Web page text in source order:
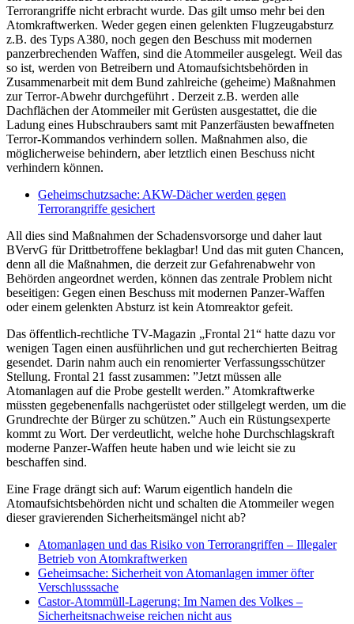
Terrorangriffe nicht erbracht wurde. Das gilt umso mehr bei den
Atomkraftwerken. Weder gegen einen gelenkten Flugzeugabsturz
z.B. des Typs A380, noch gegen den Beschuss mit modernen
panzerbrechenden Waffen, sind die Atommeiler ausgelegt. Weil das
so ist, werden von Betreibern und Atomaufsichtsbehörden in
Zusammenarbeit mit dem Bund zahlreiche (geheime) Maßnahmen
zur Terror-Abwehr durchgeführt . Derzeit z.B. werden alle
Dachflächen der Atommeiler mit Gerüsten ausgestattet, die die
Ladung eines Hubschraubers samt mit Panzerfäusten bewaffneten
Terror-Kommandos verhindern sollen. Maßnahmen also, die
möglicherweise behindern, aber letztlich einen Beschuss nicht
verhindern können.
Geheimschutzsache: AKW-Dächer werden gegen
Terrorangriffe gesichert
All dies sind Maßnahmen der Schadensvorsorge und daher laut
BVervG für Drittbetroffene beklagbar! Und das mit guten Chancen,
denn all die Maßnahmen, die derzeit zur Gefahrenabwehr von
Behörden angeordnet werden, können das zentrale Problem nicht
beseitigen: Gegen einen Beschuss mit modernen Panzer-Waffen
oder einem gelenkten Absturz ist kein Atomreaktor gefeit.
Das öffentlich-rechtliche TV-Magazin „Frontal 21“ hatte dazu vor
wenigen Tagen einen ausführlichen und gut recherchierten Beitrag
gesendet. Darin nahm auch ein renomierter Verfassungsschützer
Stellung. Frontal 21 fasst zusammen: ”Jetzt müssen alle
Atomanlagen auf die Probe gestellt werden.” Atomkraftwerke
müssten gegebenenfalls nachgerüstet oder stillgelegt werden, um die
Grundrechte der Bürger zu schützen.” Auch ein Rüstungsexperte
kommt zu Wort. Der verdeutlicht, welche hohe Durchschlagskraft
moderne Panzer-Waffen heute haben und wie leicht sie zu
beschaffen sind.
Eine Frage drängt sich auf: Warum eigentlich handeln die
Atomaufsichtsbehörden nicht und schalten die Atommeiler wegen
dieser gravierenden Sicherheitsmängel nicht ab?
Atomanlagen und das Risiko von Terrorangriffen – Illegaler
Betrieb von Atomkraftwerken
Geheimsache: Sicherheit von Atomanlagen immer öfter
Verschlusssache
Castor-Atommüll-Lagerung: Im Namen des Volkes –
Sicherheitsnachweise reichen nicht aus